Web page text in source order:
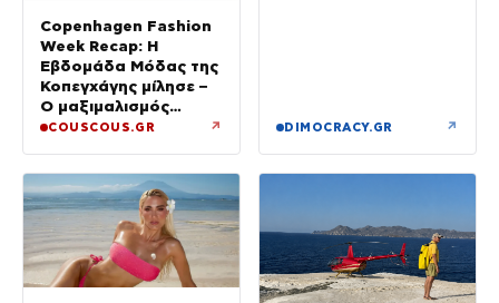
Copenhagen Fashion
Week Recap: Η
Εβδομάδα Μόδας της
Κοπεγχάγης μίλησε –
Ο μαξιμαλισμός
επιστρέφει
COUSCOUS.GR ↗ DIMOCRACY.GR ↗